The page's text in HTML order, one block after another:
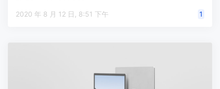
2020 年 8 月 12 日, 8:51 下午 1